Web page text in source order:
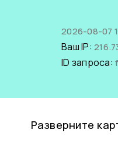
2026-08-07
Ваш IP:
ID запроса:
Разверните